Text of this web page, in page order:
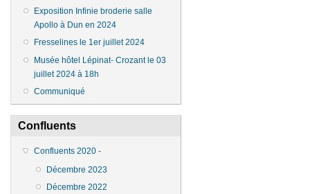
Exposition Infinie broderie salle
Apollo à Dun en 2024
Fresselines le 1er juillet 2024
Musée hôtel Lépinat- Crozant le 03
juillet 2024 à 18h
Communiqué
Confluents
Confluents 2020 -
Décembre 2023
Décembre 2022